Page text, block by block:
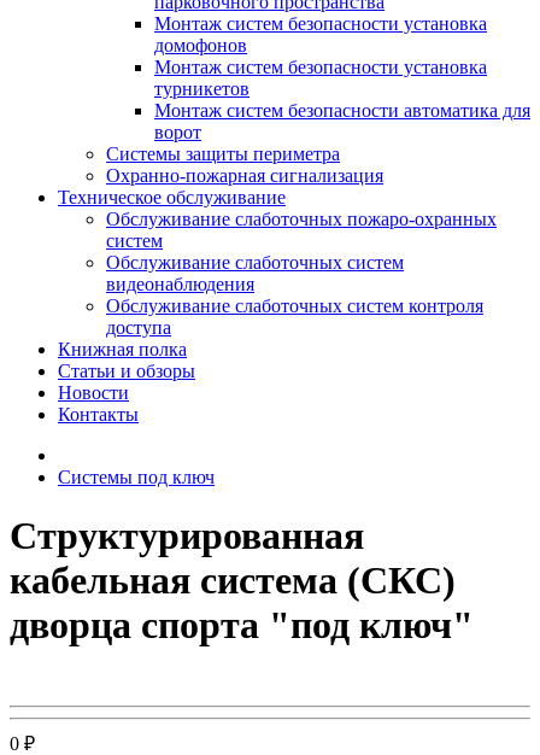
Монтаж систем безопасности установка
домофонов
Монтаж систем безопасности установка
турникетов
Монтаж систем безопасности автоматика для
ворот
Системы защиты периметра
Охранно-пожарная сигнализация
Техническое обслуживание
Обслуживание слаботочных пожаро-охранных
систем
Обслуживание слаботочных систем
видеонаблюдения
Обслуживание слаботочных систем контроля
доступа
Книжная полка
Статьи и обзоры
Новости
Контакты
Системы под ключ
Структурированная
кабельная система (СКС)
дворца спорта "под ключ"
0 ₽